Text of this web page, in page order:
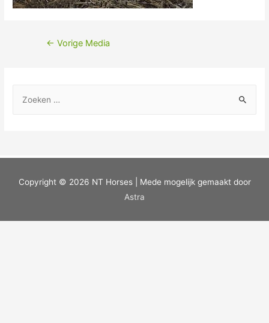
← Vorige Media
Copyright © 2026 NT Horses| Mede mogelijk gemaakt door
Astra